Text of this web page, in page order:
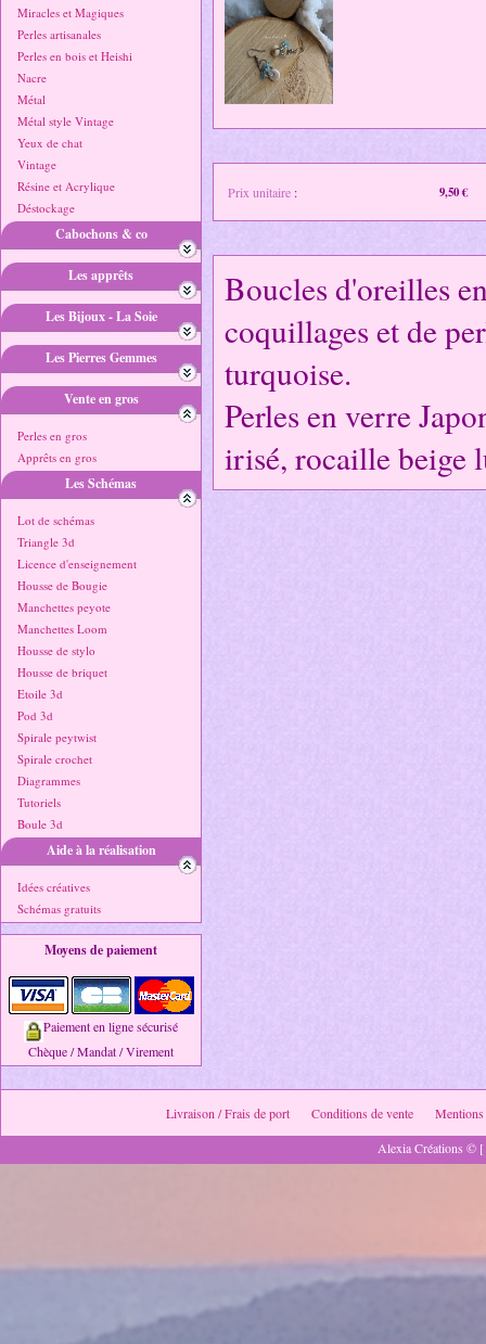
Miracles et Magiques
Perles artisanales
Perles en bois et Heishi
Nacre
Métal
Métal style Vintage
Yeux de chat
Vintage
Résine et Acrylique
Déstockage
Cabochons & co
Les apprêts
Les Bijoux - La Soie
Les Pierres Gemmes
Vente en gros
Perles en gros
Apprêts en gros
Les Schémas
Lot de schémas
Triangle 3d
Licence d'enseignement
Housse de Bougie
Manchettes peyote
Manchettes Loom
Housse de stylo
Housse de briquet
Etoile 3d
Pod 3d
Spirale peytwist
Spirale crochet
Diagrammes
Tutoriels
Boule 3d
Aide à la réalisation
Idées créatives
Schémas gratuits
Moyens de paiement
Paiement en ligne sécurisé
Chèque / Mandat / Virement
Prix unitaire : 9,50 €
Boucles d'oreilles
coquillages et de
turquoise.
Perles en verre
irisé, rocaille beige
Livraison / Frais de port Conditions de vente
Mentions
Alexia Créations ©